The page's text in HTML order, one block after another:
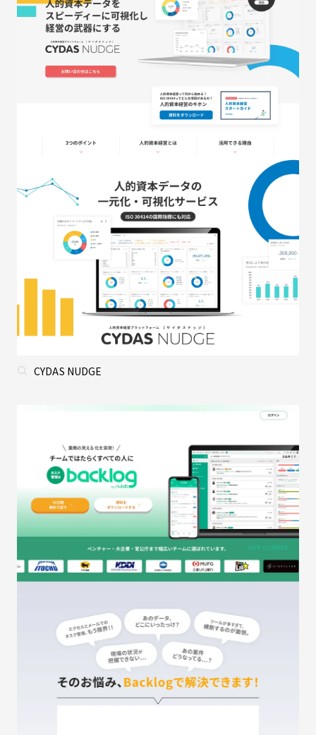
CYDAS NUDGE